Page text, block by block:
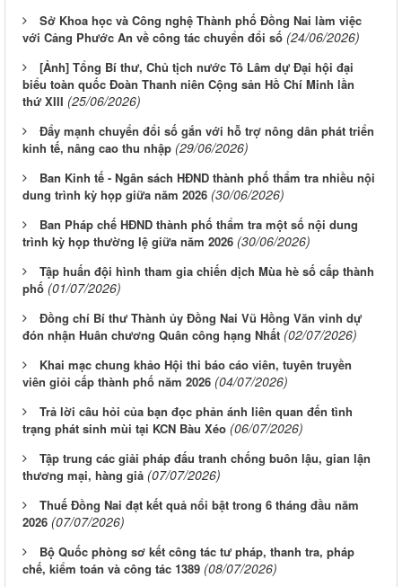
Sở Khoa học và Công nghệ Thành phố Đồng Nai làm việc
với Cảng Phước An về công tác chuyển đổi số (24/06/2026)
[Ảnh] Tổng Bí thư, Chủ tịch nước Tô Lâm dự Đại hội đại
biểu toàn quốc Đoàn Thanh niên Cộng sản Hồ Chí Minh lần
thứ XIII (25/06/2026)
Đẩy mạnh chuyển đổi số gắn với hỗ trợ nông dân phát triển
kinh tế, nâng cao thu nhập (29/06/2026)
Ban Kinh tế - Ngân sách HĐND thành phố thẩm tra nhiều nội
dung trình kỳ họp giữa năm 2026 (30/06/2026)
Ban Pháp chế HĐND thành phố thẩm tra một số nội dung
trình kỳ họp thường lệ giữa năm 2026 (30/06/2026)
Tập huấn đội hình tham gia chiến dịch Mùa hè số cấp thành
phố (01/07/2026)
Đồng chí Bí thư Thành ủy Đồng Nai Vũ Hồng Văn vinh dự
đón nhận Huân chương Quân công hạng Nhất (02/07/2026)
Khai mạc chung khảo Hội thi báo cáo viên, tuyên truyền
viên giỏi cấp thành phố năm 2026 (04/07/2026)
Trả lời câu hỏi của bạn đọc phản ánh liên quan đến tình
trạng phát sinh mùi tại KCN Bàu Xéo (06/07/2026)
Tập trung các giải pháp đấu tranh chống buôn lậu, gian lận
thương mại, hàng giả (07/07/2026)
Thuế Đồng Nai đạt kết quả nổi bật trong 6 tháng đầu năm
2026 (07/07/2026)
Bộ Quốc phòng sơ kết công tác tư pháp, thanh tra, pháp
chế, kiểm toán và công tác 1389 (08/07/2026)